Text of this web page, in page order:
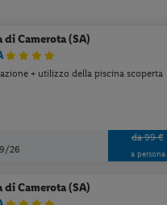
di Camerota (SA)
+ utilizzo della piscina scoperta
26
da 99 €
a
di Camerota (SA)